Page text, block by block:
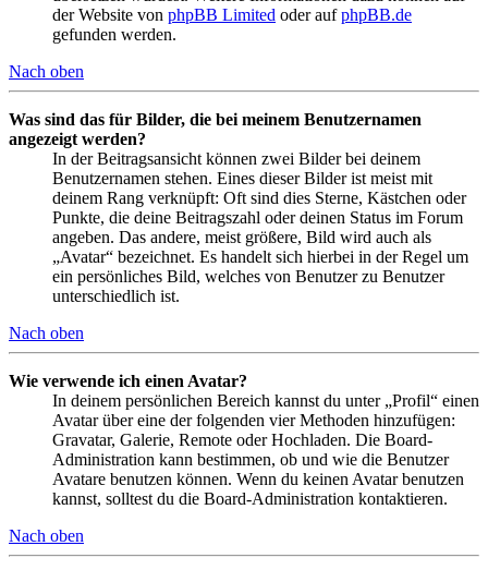
der Website von phpBB Limited oder aufphpBB.de
gefunden werden.
Nach oben
Was sind das für Bilder, die bei meinem Benutzernamen
angezeigt werden?
In der Beitragsansicht können zwei Bilder bei deinem
Benutzernamen stehen. Eines dieser Bilder ist meist mit
deinem Rang verknüpft: Oft sind dies Sterne, Kästchen oder
Punkte, die deine Beitragszahl oder deinen Status im Forum
angeben. Das andere, meist größere, Bild wird auch als
„Avatar“ bezeichnet. Es handelt sich hierbei in der Regel um
ein persönliches Bild, welches von Benutzer zu Benutzer
unterschiedlich ist.
Nach oben
Wie verwende ich einen Avatar?
In deinem persönlichen Bereich kannst du unter „Profil“ einen
Avatar über eine der folgenden vier Methoden hinzufügen:
Gravatar, Galerie, Remote oder Hochladen. Die Board-
Administration kann bestimmen, ob und wie die Benutzer
Avatare benutzen können. Wenn du keinen Avatar benutzen
kannst, solltest du die Board-Administration kontaktieren.
Nach oben